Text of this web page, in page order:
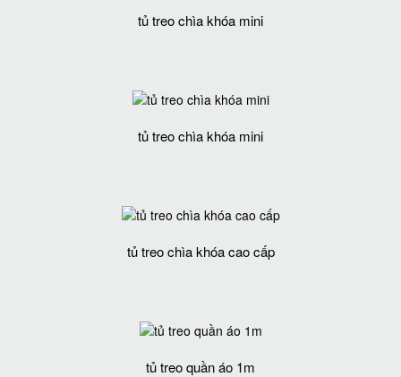
tủ treo chìa khóa mini
tủ treo chìa khóa mini
tủ treo chìa khóa cao cấp
tủ treo quần áo 1m